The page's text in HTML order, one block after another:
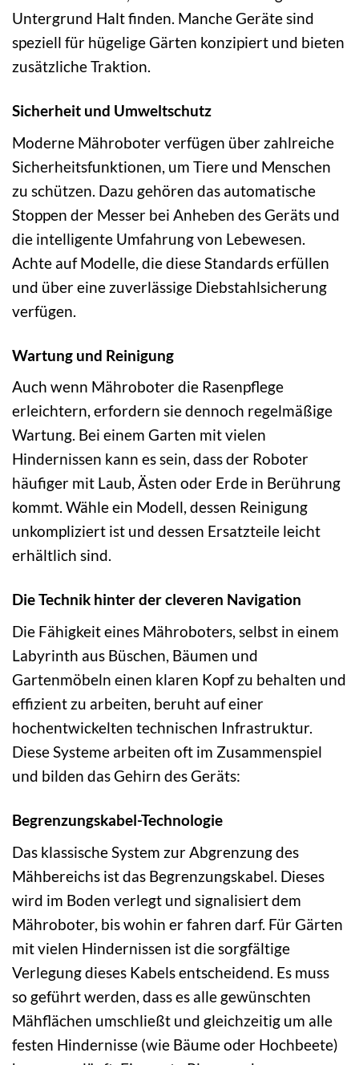
Untergrund Halt finden. Manche Geräte sind
speziell für hügelige Gärten konzipiert und bieten
zusätzliche Traktion.
Sicherheit und Umweltschutz
Moderne Mähroboter verfügen über zahlreiche
Sicherheitsfunktionen, um Tiere und Menschen
zu schützen. Dazu gehören das automatische
Stoppen der Messer bei Anheben des Geräts und
die intelligente Umfahrung von Lebewesen.
Achte auf Modelle, die diese Standards erfüllen
und über eine zuverlässige Diebstahlsicherung
verfügen.
Wartung und Reinigung
Auch wenn Mähroboter die Rasenpflege
erleichtern, erfordern sie dennoch regelmäßige
Wartung. Bei einem Garten mit vielen
Hindernissen kann es sein, dass der Roboter
häufiger mit Laub, Ästen oder Erde in Berührung
kommt. Wähle ein Modell, dessen Reinigung
unkompliziert ist und dessen Ersatzteile leicht
erhältlich sind.
Die Technik hinter der cleveren Navigation
Die Fähigkeit eines Mähroboters, selbst in einem
Labyrinth aus Büschen, Bäumen und
Gartenmöbeln einen klaren Kopf zu behalten und
effizient zu arbeiten, beruht auf einer
hochentwickelten technischen Infrastruktur.
Diese Systeme arbeiten oft im Zusammenspiel
und bilden das Gehirn des Geräts:
Begrenzungskabel-Technologie
Das klassische System zur Abgrenzung des
Mähbereichs ist das Begrenzungskabel. Dieses
wird im Boden verlegt und signalisiert dem
Mähroboter, bis wohin er fahren darf. Für Gärten
mit vielen Hindernissen ist die sorgfältige
Verlegung dieses Kabels entscheidend. Es muss
so geführt werden, dass es alle gewünschten
Mähflächen umschließt und gleichzeitig um alle
festen Hindernisse (wie Bäume oder Hochbeete)